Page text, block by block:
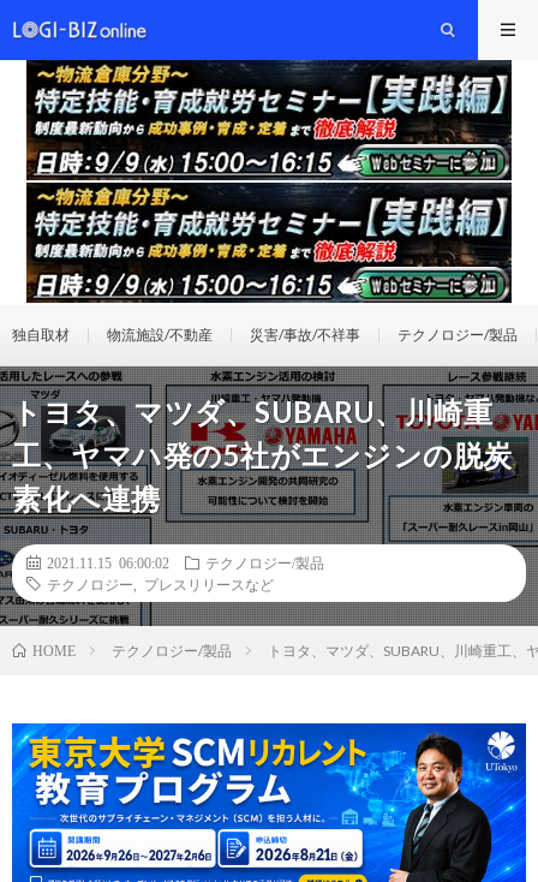
独自取材 物流施設/不動産 災害/事故/不祥事 テクノロジー/製品
トヨタ、マツダ、SUBARU、川崎重
工、ヤマハ発の5社がエンジンの脱炭
素化へ連携
2021.11.15 06:00:02
テクノロジー/製品
テクノロジー
プレスリリースなど
HOME テクノロジー/製品 トヨタ、マツダ、SUBARU、川崎重工